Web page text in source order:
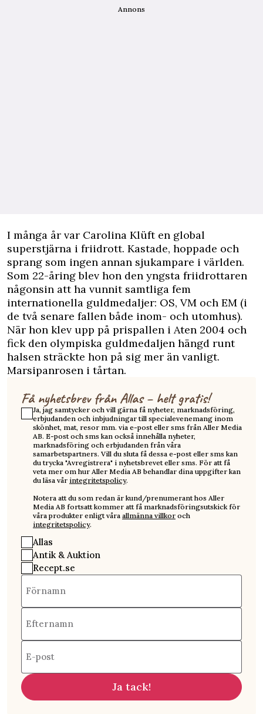
Annons
I många år var Carolina Klüft en global
superstjärna i friidrott. Kastade, hoppade och
sprang som ingen annan sjukampare i världen.
Som 22-åring blev hon den yngsta friidrottaren
någonsin att ha vunnit samtliga fem
internationella guldmedaljer: OS, VM och EM (i
de två senare fallen både inom- och utomhus).
När hon klev upp på prispallen i Aten 2004 och
fick den olympiska guldmedaljen hängd runt
halsen sträckte hon på sig mer än vanligt.
Marsipanrosen i tårtan.
Få nyhetsbrev från Allas – helt gratis!
Ja, jag samtycker och vill gärna få nyheter, marknadsföring,
erbjudanden och inbjudningar till specialevenemang inom
skönhet, mat, resor mm. via e-post eller sms från Aller Media
AB. E-post och sms kan också innehålla nyheter,
marknadsföring och erbjudanden från våra
samarbetspartners. Vill du sluta få dessa e-post eller sms kan
du trycka "Avregistrera" i nyhetsbrevet eller sms. För att få
veta mer om hur Aller Media AB behandlar dina uppgifter kan
du läsa vår integritetspolicy.
Notera att du som redan är kund/prenumerant hos Aller
Media AB fortsatt kommer att få marknadsföringsutskick för
våra produkter enligt våra allmänna villkor och
integritetspolicy.
Allas
Antik & Auktion
Recept.se
Förnamn
Efternamn
E-post
Ja tack!